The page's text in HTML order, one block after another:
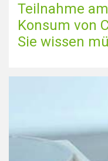
Teilnahme
Konsum von
Sie wissen